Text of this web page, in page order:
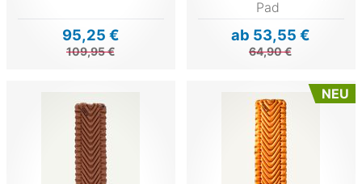
95,25 €
109,95 €
Pad
ab 53,55 €
64,90 €
NEU